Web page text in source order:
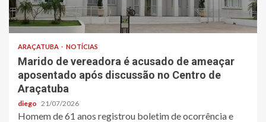
ARAÇATUBA NOTÍCIAS
Marido de vereadora é acusado de ameaçar
aposentado após discussão no Centro de
Araçatuba
diego 21/07/2026
Homem de 61 anos registrou boletim de ocorrência e